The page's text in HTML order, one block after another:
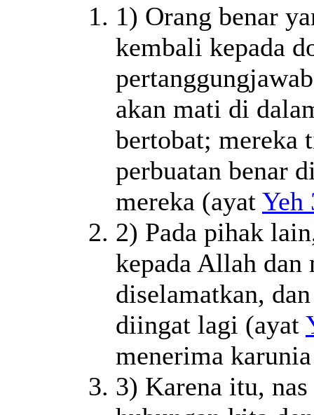
1) Orang benar
kembali kepada
akan mati di
bertobat; mereka
perbuatan benar
mereka (ayat Yeh
2) Pada pihak
kepada Allah dan
diselamatkan,
diingat lagi (ayat
menerima
3) Karena itu,